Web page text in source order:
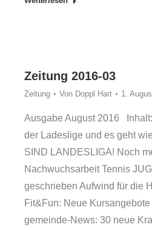
Zeitung 2016-03
Zeitung Von Doppl Hart 1.
Ausgabe August 2016
der Ladeslige und es geht
SIND LANDESLIGA! Noch
Nachwuchsarbeit Tennis
geschrieben Aufwind für die
Fit&Fun: Neue
gemeinde-News: 30 neue